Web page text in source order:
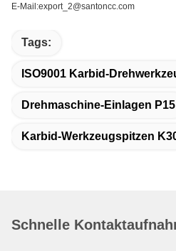
E-Mail:export_2@santoncc.com
Tags:
ISO9001 Karbid-
Drehmaschine-Einlagen P15
Karbid-Werkzeugspitzen
Schnelle